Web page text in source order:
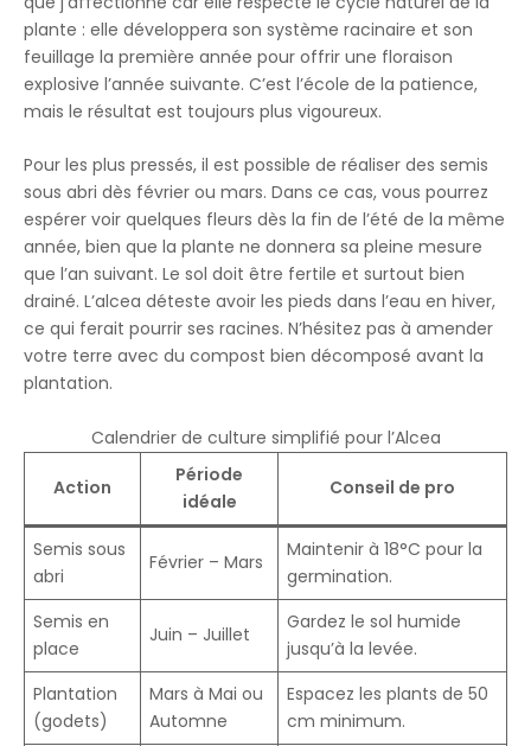
plante : elle développera son système racinaire et son
feuillage la première année pour offrir une floraison
explosive l’année suivante. C’est l’école de la patience,
mais le résultat est toujours plus vigoureux.
Pour les plus pressés, il est possible de réaliser des semis
sous abri dès février ou mars. Dans ce cas, vous pourrez
espérer voir quelques fleurs dès la fin de l’été de la même
année, bien que la plante ne donnera sa pleine mesure
que l’an suivant. Le sol doit être fertile et surtout bien
drainé. L’alcea déteste avoir les pieds dans l’eau en hiver,
ce qui ferait pourrir ses racines. N’hésitez pas à amender
votre terre avec du compost bien décomposé avant la
plantation.
Calendrier de culture simplifié pour l’Alcea
Action
Période
idéale
Conseil de pro
Semis sous
abri
Février – Mars
Maintenir à 18°C pour la
germination.
Semis en
place
Juin – Juillet
Gardez le sol humide
jusqu’à la levée.
Plantation
(godets)
Mars à Mai ou
Automne
Espacez les plants de 50
cm minimum.